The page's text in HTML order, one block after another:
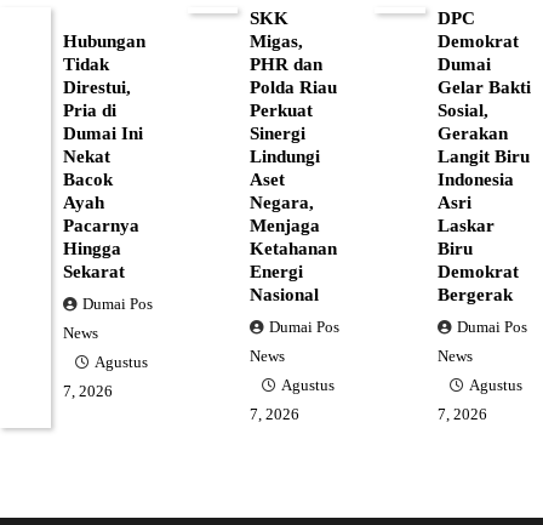
Hubungan
Tidak
Direstui,
Pria di
Dumai Ini
Nekat
Bacok
Ayah
Pacarnya
Hingga
Sekarat
Dumai Pos
News
Agustus
7, 2026
SKK
Migas,
PHR dan
Polda Riau
Perkuat
Sinergi
Lindungi
Aset
Negara,
Menjaga
Ketahanan
Energi
Nasional
Dumai Pos
News
Agustus
7, 2026
DPC
Demokrat
Dumai
Gelar Bakti
Sosial,
Gerakan
Langit Biru
Indonesia
Asri
Laskar
Biru
Demokrat
Bergerak
Dumai Pos
News
Agustus
7, 2026